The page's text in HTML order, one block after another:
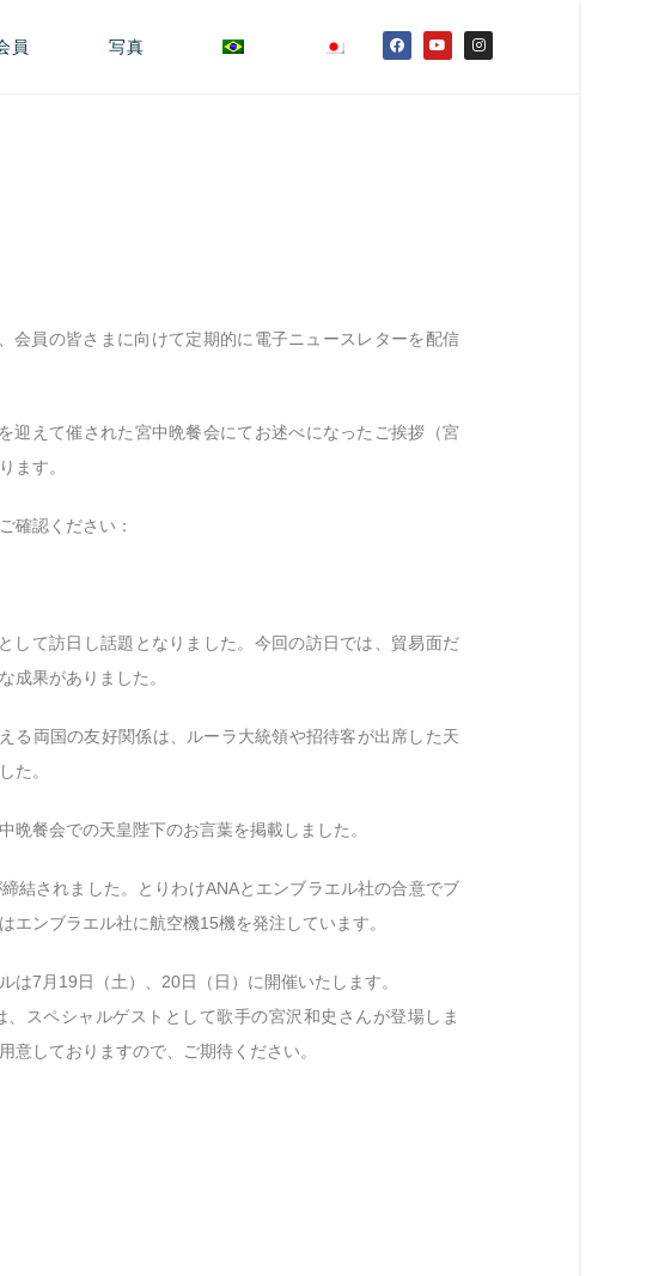
員 写真
会員の皆さまに向けて定期的に電子ニュースレターを配信
迎えて催された宮中晩餐会にてお述べになったご挨拶（宮
ます。
確認ください：
して訪日し話題となりました。今回の訪日では、貿易面だ
成果がありました。
る両国の友好関係は、ルーラ大統領や招待客が出席した天
た。
晩餐会での天皇陛下のお言葉を掲載しました。
結されました。とりわけANAとエンブラエル社の合意でブ
エンブラエル社に航空機15機を発注しています。
は7月19日（土）、20日（日）に開催いたします。
、スペシャルゲストとして歌手の宮沢和史さんが登場しま
意しておりますので、ご期待ください。